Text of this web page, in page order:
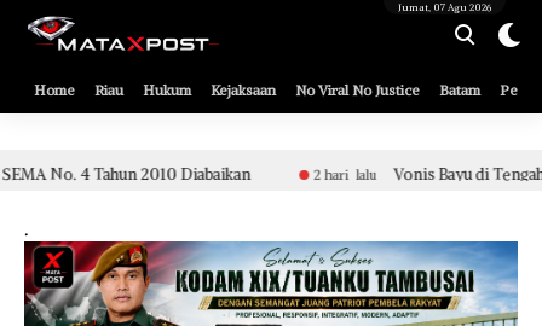
[gnpub_google_news_follow]
Home Riau Hukum Kejaksaan No Viral No Justice Batam
Jumat, 07 Agu 2026
2 hari lalu Vonis Bayu di Tengah Sidang Etik Aparat
.